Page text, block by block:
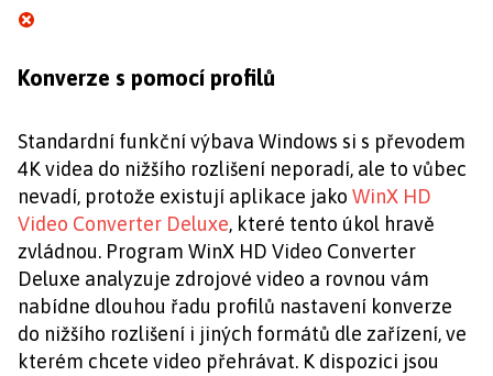
Konverze s pomocí profilů
Standardní funkční výbava Windows si s převodem
4K videa do nižšího rozlišení neporadí, ale to vůbec
nevadí, protože existují aplikace jako WinX HD
Video Converter Deluxe, které tento úkol hravě
zvládnou. Program WinX HD Video Converter
Deluxe analyzuje zdrojové video a rovnou vám
nabídne dlouhou řadu profilů nastavení konverze
do nižšího rozlišení i jiných formátů dle zařízení, ve
kterém chcete video přehrávat. K dispozici jsou